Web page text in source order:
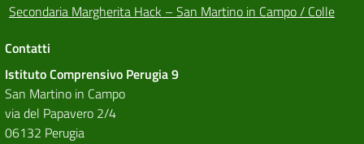
Secondaria Margherita Hack – San Martino in Campo / Colle
Contatti
Istituto Comprensivo Perugia 9
San Martino in Campo
via del Papavero 2/4
06132 Perugia